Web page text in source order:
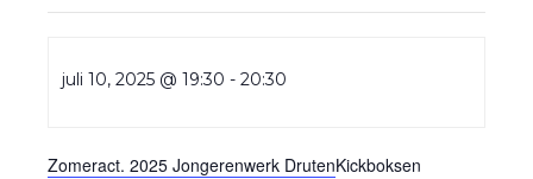
juli 10, 2025 @ 19:30 -20:30
Zomeract. 2025 Jongerenwerk DrutenKickboksen